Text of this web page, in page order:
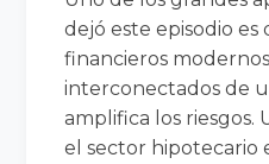
dejó este episodio es
financieros
interconectados de
amplifica los riesgos.
el sector hipotecario